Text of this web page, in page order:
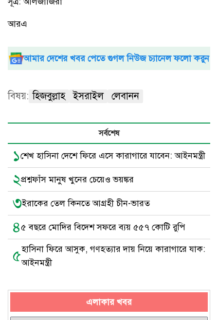
আরএ
আমার দেশের খবর পেতে গুগল নিউজ চ্যানেল ফলো করুন
বিষয়: হিজবুল্লাহ ইসরাইল লেবানন
সর্বশেষ
১শেখ হা‌সিনা দে‌শে ‌ফি‌রে এ‌সে কারাগা‌রে যা‌বেন: আইনমন্ত্রী
২প্রশ্নফাঁস মানুষ খুনের চেয়েও ভয়ঙ্কর
৩ইরাকের তেল কিনতে আগ্রহী চীন-ভারত
৪৫ বছরে মোদির বিদেশ সফরে ব্যয় ৫৫৭ কোটি রুপি
৫হাসিনা ফিরে আসুক, গণহত্যার দায় নিয়ে কারাগারে যাক:
আইনমন্ত্রী
এলাকার খবর